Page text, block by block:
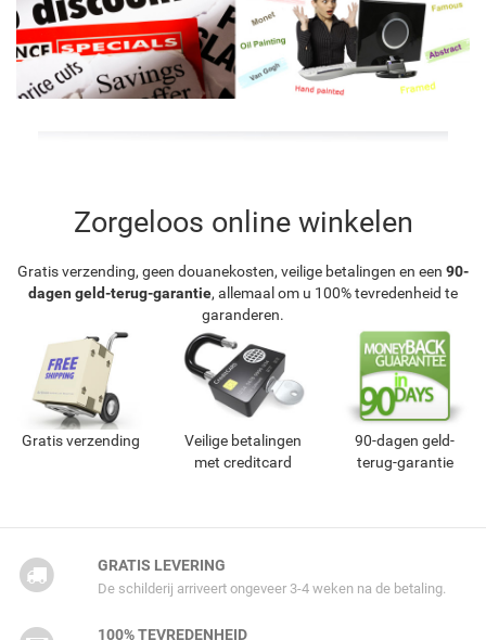
Zorgeloos online winkelen
Gratis verzending, geen douanekosten, veilige betalingen en een 90-
dagen geld-terug-garantie, allemaal om u 100% tevredenheid te
garanderen.
Gratis verzending
Veilige betalingen
met creditcard
90-dagen geld-
terug-garantie
GRATIS LEVERING
De schilderij arriveert ongeveer 3-4 weken na de betaling.
100% TEVREDENHEID